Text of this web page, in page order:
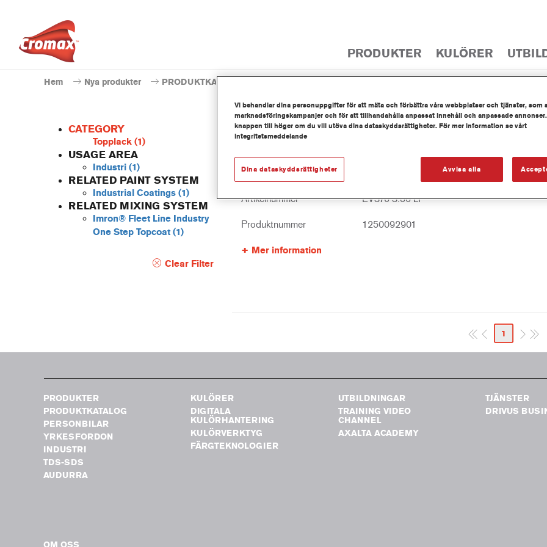
PRODUKTER KULÖRER
Hem Nya produkter PRODUKTKATALOG
CATEGORY
Topplack (1)
USAGE AREA
Industri (1)
RELATED PAINT SYSTEM
Industrial Coatings (1)
RELATED MIXING SYSTEM
Imron® Fleet Line Industry
One Step Topcoat (1)
Clear Filter
EV370 Imron® Fleet Line Industry One Step
Artikelnummer EV370 3.50 LI
Produktnummer 1250092901
Mer information
1
PRODUKTER
PRODUKTKATALOG
PERSONBILAR
YRKESFORDON
INDUSTRI
TDS-SDS
AUDURRA
KULÖRER
DIGITALA
KULÖRHANTERING
KULÖRVERKTYG
FÄRGTEKNOLOGIER
UTBILDNINGAR
TRAINING VIDEO
CHANNEL
AXALTA ACADEMY
TJÄNSTER
DRIVUS
OM OSS
Vi behandlar dina personuppgifter för att mäta och förbättra våra webbplatser och tjänster, som
marknadsföringskampanjer och för att tillhandahålla anpassat innehåll och anpassade
knappen till höger om du vill utöva dina dataskyddsrättigheter. För mer information se vårt
integritetsmeddelande
Avvisa alla
Dina dataskyddsrättigheter